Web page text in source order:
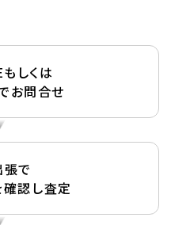
しくは
お問合せ
で
認し査定